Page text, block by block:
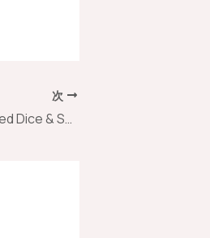
次
お湯が沸くまで -Roasted Dice & Spice –